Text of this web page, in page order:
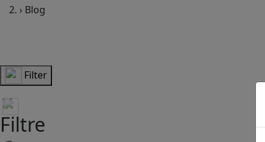
› Blog
Filter
Filtre